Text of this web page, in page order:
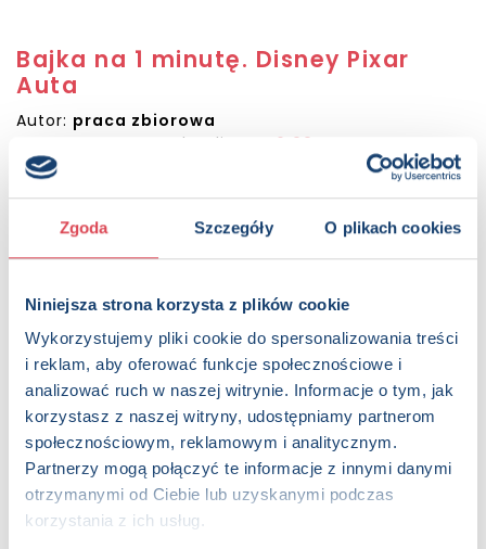
Zgoda Szczegóły O plikach cookies
Niniejsza strona korzysta z plików cookie
Wykorzystujemy pliki cookie do spersonalizowania treści
i reklam, aby oferować funkcje społecznościowe i
analizować ruch w naszej witrynie. Informacje o tym, jak
korzystasz z naszej witryny, udostępniamy partnerom
społecznościowym, reklamowym i analitycznym.
Partnerzy mogą połączyć te informacje z innymi danymi
otrzymanymi od Ciebie lub uzyskanymi podczas
korzystania z ich usług.
Bajka na 1 minutę. Disney Pixar
Auta
Autor: praca zbiorowa
Sugerowana cena detaliczna:
6.99 PLN
Dostępna:
KUP NA SWIATKSIAZKI.PL
OPIS
Każda książeczka z serii „Bajka na 1 minutę” zawiera krótką,
bogato ilustrowaną historyjkę, której bohaterami są
postacie ze znanych i lubianych animacji Disneya. Idealna
lektura – nie tylko przed snem!
Strony:32 , Format: 14,5x18,5 cm
ISBN:978-83-68223-41-5